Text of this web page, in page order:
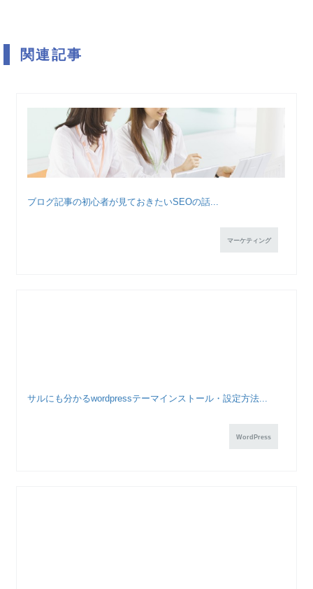
関連記事
ブログ記事の初心者が見ておきたいSEOの話...
マーケティング
サルにも分かるwordpressテーマインストール・設定方法...
WordPress